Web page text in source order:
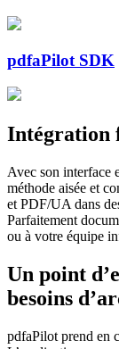
pdfaPilot SDK
Intégration
Avec son interface
méthode aisée et
et PDF/UA dans
Parfaitement
ou à votre équipe
Un point
besoins
pdfaPilot prend en